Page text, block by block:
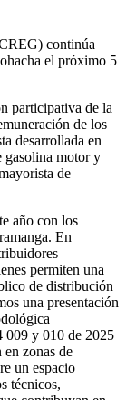
continúa
el próximo 5
participativa de la
de los
desarrollada en
gasolina motor y
de
año con los
En
permiten una
de distribución
una presentación
009 y 010 de 2025
en zonas de
un espacio
técnicos,